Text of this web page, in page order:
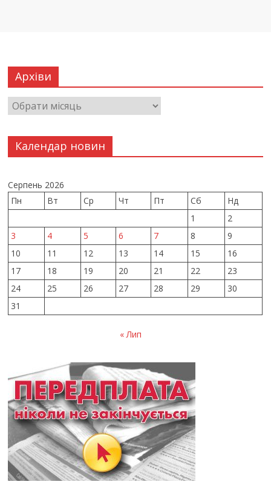
Архіви
Календар новин
Серпень 2026
Пн
Вт Ср Чт Пт Сб
Нд
1
2
3
4 5 6 7 8
9
10
11 12 13 14 15
16
17
18 19 20 21 22
23
24
25 26 27 28 29
30
31
« Лип